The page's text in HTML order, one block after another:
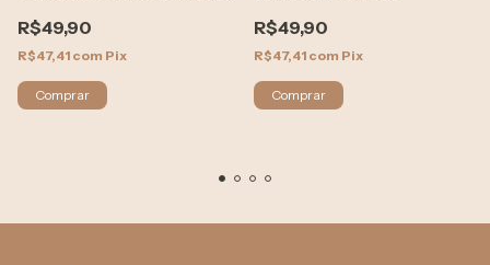
R$49,90
R$47,41 com Pix
R$49,90
R$47,41 com Pix